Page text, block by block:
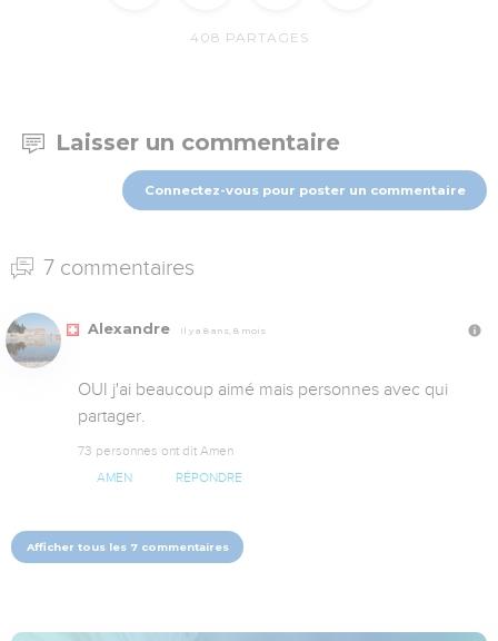
408 PARTAGES
Laisser un commentaire
Connectez-vous pour poster un commentaire
7 commentaires
Alexandre Il y a 8 ans, 8 mois
OUI j'ai beaucoup aimé mais personnes avec qui
partager.
73 personnes ont dit Amen
AMEN RÉPONDRE
Afficher tous les 7 commentaires